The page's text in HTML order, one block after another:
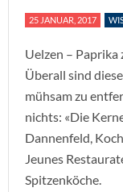
25 JANUAR, 2017
Uelzen – Paprika
Überall sind
mühsam zu
nichts: «Die
Dannenfeld,
Jeunes
Spitzenköche.